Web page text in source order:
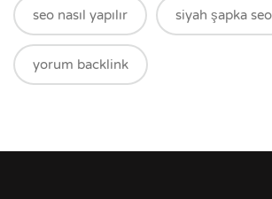
seo nasıl yapılır siyah şapka seo
yorum backlink